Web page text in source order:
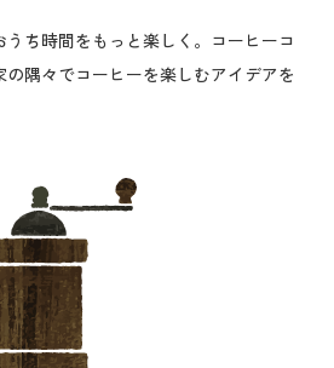
ち時間をもっと楽しく。コーヒーコ
隅々でコーヒーを楽しむアイデアを